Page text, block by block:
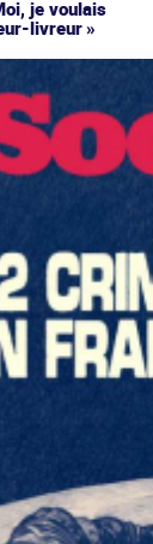
je voulais
livreur »